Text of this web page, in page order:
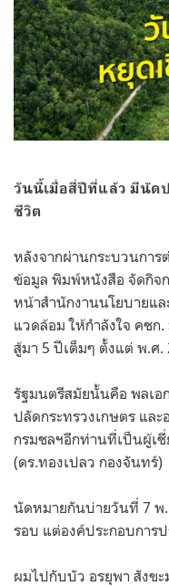
วันนี้เมื่อสี่ปีที่แล้ว มีนัด
ชีวิต
หลังจากผ่านกระบวนการ
ข้อมูล พิมพ์หนังสือ จัดกิจ
หน้าสำนักงานนโยบายแ
แวดล้อม ให้กำลังใจ คช
สู้มา 5 ปีเต็มๆ ตั้งแต่ พ.ศ.
รัฐมนตรีสมัยนั้นคือ พลเอ
ปลัดกระทรวงเกษตร แล
กรมชลฯอีกท่านที่เป็นผู้เ
(ดร.ทองเปลว กองจันทร์)
นัดหมายกันบ่ายวันที่ 7 พ
รอบ แต่องค์ประกอบการ
ผมไปกับบัว อรยุพา สังข